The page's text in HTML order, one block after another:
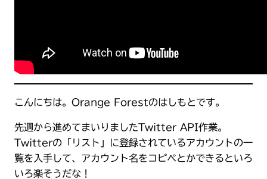
こんにちは。Orange Forestのはしもとです。
先週から進めてまいりましたTwitter API作業。
Twitterの「リスト」に登録されているアカウントの一
覧を入手して、アカウント名をコピペとかできるといろ
いろ楽そうだな！